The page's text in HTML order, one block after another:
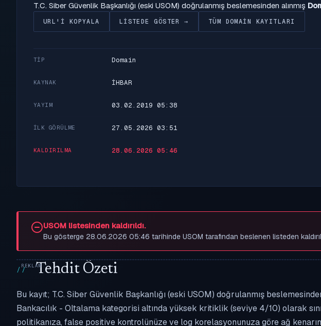
T.C. Siber Güvenlik Başkanlığı (eski USOM) doğrulanmış beslemesinden alınmış
URL'I KOPYALA LISTEDE GÖSTER → TÜM DOMAIN KAYITLARI
TIP Domain
KAYNAK İHBAR
YAYIM 03.02.2019 05:38
İLK GÖRÜLME 27.05.2026 03:51
KALDIRILMA 28.06.2026 05:46
USOM listesinden kaldırıldı.
Bu gösterge 28.06.2026 05:46 tarihinde USOM tarafından beslenen listeden
Tehdit Özeti
Bu kayıt; T.C. Siber Güvenlik Başkanlığı (eski USOM) doğrulanmış
Bankacılık - Oltalama kategorisi altında yüksek kritiklik (seviye 4/10) olarak
politikanıza, false positive kontrolünüze ve log korelasyonunuza göre ağ